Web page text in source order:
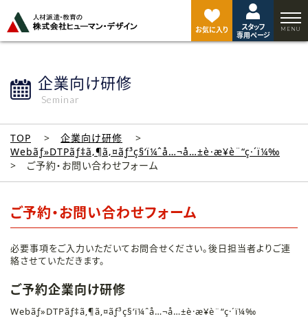
お気に入り
スタッフ
専用ページ
企業向け研修
Seminar
TOP
企業向け研修
Webãƒ»DTPãƒ‡ã‚¶ã‚¤ãƒ³ç§‘ï¼ˆå…¬å…±è·æ¥­è¨“ç·´ï¼‰
ご予約・お問い合わせフォーム
ご予約・お問い合わせフォーム
必要事項をご入力いただいてお問合せください。後日担当者よりご連
絡させていただきます。
ご予約企業向け研修
Webãƒ»DTPãƒ‡ã‚¶ã‚¤ãƒ³ç§‘ï¼ˆå…¬å…±è·æ¥­è¨“ç·´ï¼‰
ジ
ト